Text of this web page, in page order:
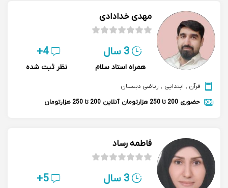
مهدی خدادادی
3 سال
همراه استاد سلام
4+
نظر ثبت شده
قرآن , ابتدایی , ریاضی دبستان
حضوری 200 تا 250 هزارتومان آنلاین 200 تا 250 هزارتومان
فاطمه رساد
3 سال 5+